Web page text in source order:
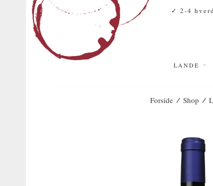
✓ 2-4
LANDE
Forside / Shop /